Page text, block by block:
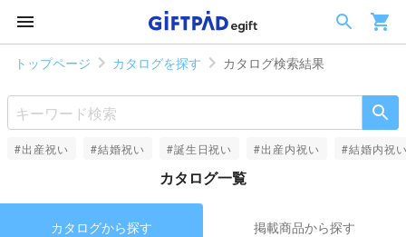
トップページ カタログを探す カタログ検索結果
#出産祝い #結婚祝い #誕生日祝い #出産内祝い #結婚内祝
カタログ一覧
カタログから探す 掲載商品から探す